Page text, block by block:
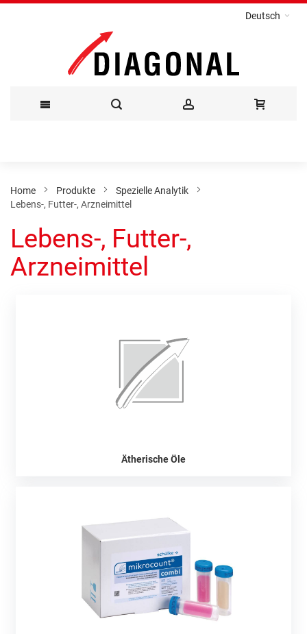
Deutsch
Inhalt
Home Produkte
Spezielle Analytik
Lebens-, Futter-, Arzneimittel
Lebens-, Futter-,
Arzneimittel
Ätherische Öle